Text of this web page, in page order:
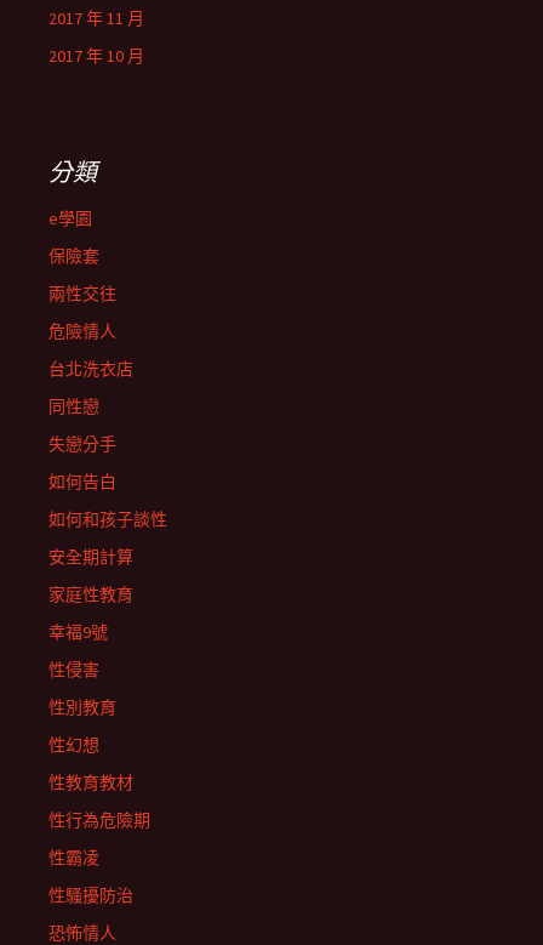
2017 年 11 月
2017 年 10 月
分類
e學園
保險套
兩性交往
危險情人
台北洗衣店
同性戀
失戀分手
如何告白
如何和孩子談性
安全期計算
家庭性教育
幸福9號
性侵害
性別教育
性幻想
性教育教材
性行為危險期
性霸凌
性騷擾防治
恐怖情人